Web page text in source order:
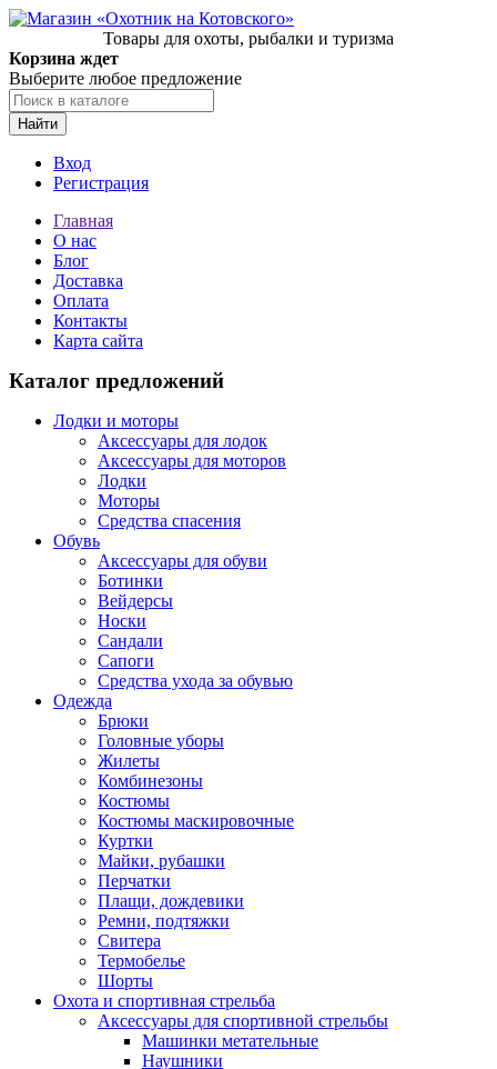
Товары для охоты, рыбалки и туризма
Корзина ждет
Выберите любое предложение
Найти
Вход
Регистрация
Главная
О нас
Блог
Доставка
Оплата
Контакты
Карта сайта
Каталог предложений
Лодки и моторы
Аксессуары для лодок
Аксессуары для моторов
Лодки
Моторы
Средства спасения
Обувь
Аксессуары для обуви
Ботинки
Вейдерсы
Носки
Сандали
Сапоги
Средства ухода за обувью
Одежда
Брюки
Головные уборы
Жилеты
Комбинезоны
Костюмы
Костюмы маскировочные
Куртки
Майки, рубашки
Перчатки
Плащи, дождевики
Ремни, подтяжки
Свитера
Термобелье
Шорты
Охота и спортивная стрельба
Аксессуары для спортивной стрельбы
Машинки метательные
Наушники